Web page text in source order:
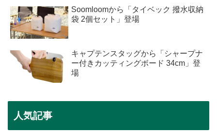
Soomloomから「タイベック 撥水収納
袋 2個セット」登場
キャプテンスタッグから「シャープナ
ー付きカッティングボード 34cm」登
場
人気記事